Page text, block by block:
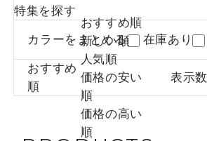
特集を探す
カラーをまとめる 在庫あり
おすすめ
順
おすすめ順
新しい順
人気順
価格の安い
順
価格の高い
順
表示数